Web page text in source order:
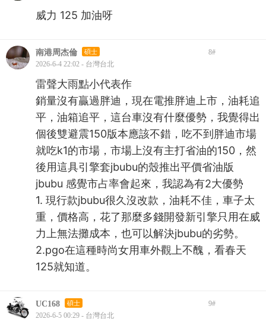
威力 125 加油呀
南港周杰倫 碩士 8#
2026-6-4 22:02 - 台灣台北
雷聲大雨點小代表作
銷量沒有贏過胖迪，現在電推胖迪上市，油耗追
平，油箱追平，這台車沒有什麼優勢，我覺得出
個後雙避震150版本應該不錯，吃不到胖迪市場
就吃k1的市場，市場上沒有主打省油的150，然
後用這具引擎套jbubu的殼推出平價省油版
jbubu 感覺市占率會起來，我認為有2大優勢
1. 現行款jbubu很久沒改款，油耗不佳，車子太
重，價格高，花了那麼多錢開發新引擎只用在威
力上無法攤成本，也可以解決jbubu的劣勢。
2.pgo在這種時尚女用車外觀上不醜，看春天
125就知道。
UC168 碩士 9#
2026-6-5 00:29 - 台灣台北